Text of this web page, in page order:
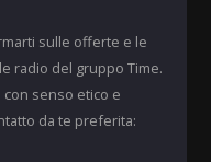
sulle offerte e le
radio del gruppo Time.
senso etico e
da te preferita: